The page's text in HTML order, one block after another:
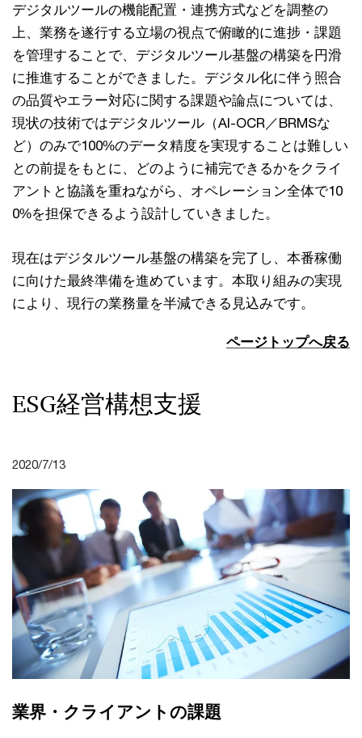
デジタルツールの機能配置・連携方式などを調整の
上、業務を遂行する立場の視点で俯瞰的に進捗・課題
を管理することで、デジタルツール基盤の構築を円滑
に推進することができました。デジタル化に伴う照合
の品質やエラー対応に関する課題や論点については、
現状の技術ではデジタルツール（AI-OCR／BRMSな
ど）のみで100%のデータ精度を実現することは難しい
との前提をもとに、どのように補完できるかをクライ
アントと協議を重ねながら、オペレーション全体で10
0%を担保できるよう設計していきました。
現在はデジタルツール基盤の構築を完了し、本番稼働
に向けた最終準備を進めています。本取り組みの実現
により、現行の業務量を半減できる見込みです。
ページトップへ戻る
ESG経営構想支援
2020/7/13
業界・クライアントの課題